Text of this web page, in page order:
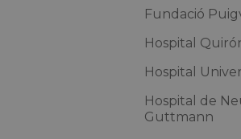
Fundació
Hospital
Hospital
Hospital de
Guttmann